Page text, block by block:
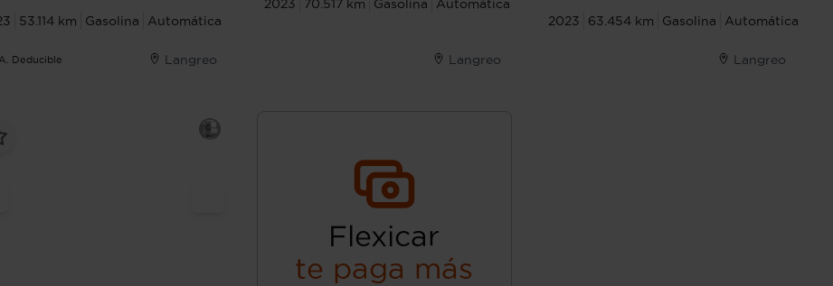
53.114 km Gasolina Automática
Deducible Langreo
2023 70.517 km Gasolina Automática
Langreo
2023 63.454 km Gasolina Automática
Langreo
Flexicar
te paga más